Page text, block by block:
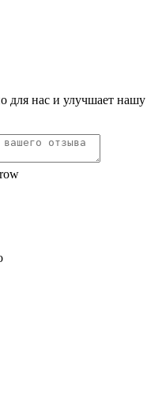
для нас и улучшает нашу